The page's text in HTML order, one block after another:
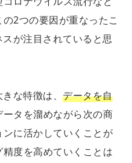
2つの要因が重なったこ
が注目されていると思
な特徴は、 データを自
タを溜めながら次の商
に活かしていくことが
度を高めていくことは